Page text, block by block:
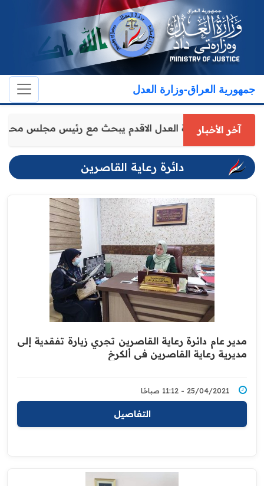
جمهورية العراق-وزارة العدل
آخر الأخباروكيل وزارة العدل الاقدم يبحث مع رئيس مجلس
دائرة رعاية القاصرين
مدير عام دائرة رعاية القاصرين تجري زيارة تفقدية إلى
مديرية رعاية القاصرين في ألكرخ
25/04/2021 - 11:12 صباحًا
التفاصيل